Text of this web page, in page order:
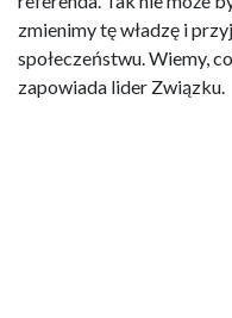
zmienimy tę władzę i
społeczeństwu. Wiemy,
zapowiada lider Związku.